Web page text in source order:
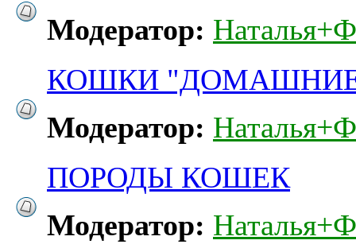
Модератор:
КОШКИ
Модератор:
ПОРОДЫ КОШЕК
Модератор: